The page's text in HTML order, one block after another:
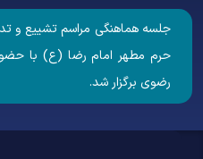
جلسه هماهنگی مراسم تشییع و
حرم مطهر امام رضا (ع) با
رضوی برگزار شد.